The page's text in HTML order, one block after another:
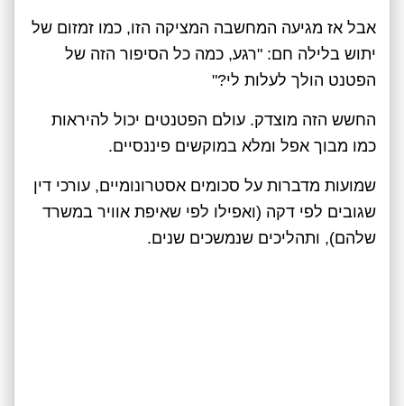
אבל אז מגיעה המחשבה המציקה הזו, כמו זמזום של
יתוש בלילה חם: "רגע, כמה כל הסיפור הזה של
הפטנט הולך לעלות לי?"
החשש הזה מוצדק. עולם הפטנטים יכול להיראות
כמו מבוך אפל ומלא במוקשים פיננסיים.
שמועות מדברות על סכומים אסטרונומיים, עורכי דין
שגובים לפי דקה (ואפילו לפי שאיפת אוויר במשרד
שלהם), ותהליכים שנמשכים שנים.